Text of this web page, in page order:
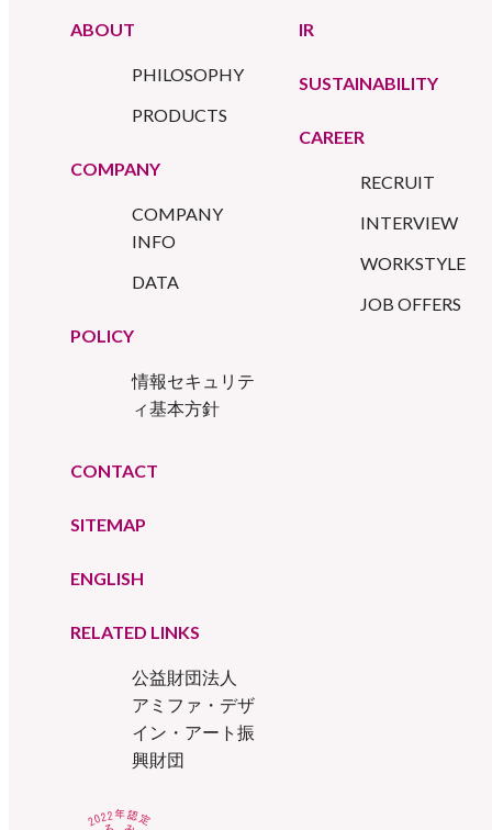
ABOUT
PHILOSOPHY
PRODUCTS
COMPANY
COMPANY
INFO
DATA
POLICY
情報セキュリテ
ィ基本方針
IR
SUSTAINABILITY
CAREER
RECRUIT
INTERVIEW
WORKSTYLE
JOB OFFERS
CONTACT
SITEMAP
ENGLISH
RELATED LINKS
公益財団法人
アミファ・デザ
イン・アート振
興財団